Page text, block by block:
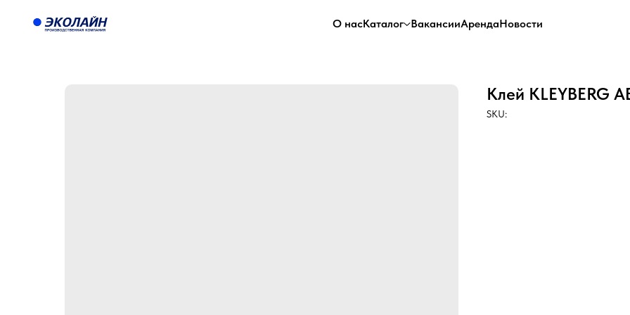
О насКаталог ВакансииАрендаНовости
Клей KLEYBERG
SKU: